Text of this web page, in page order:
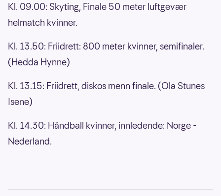
Kl. 09.00: Skyting, Finale 50 meter luftgevær
helmatch kvinner.
Kl. 13.50: Friidrett: 800 meter kvinner, semifinaler.
(Hedda Hynne)
Kl. 13.15: Friidrett, diskos menn finale. (Ola Stunes
Isene)
Kl. 14.30: Håndball kvinner, innledende: Norge -
Nederland.